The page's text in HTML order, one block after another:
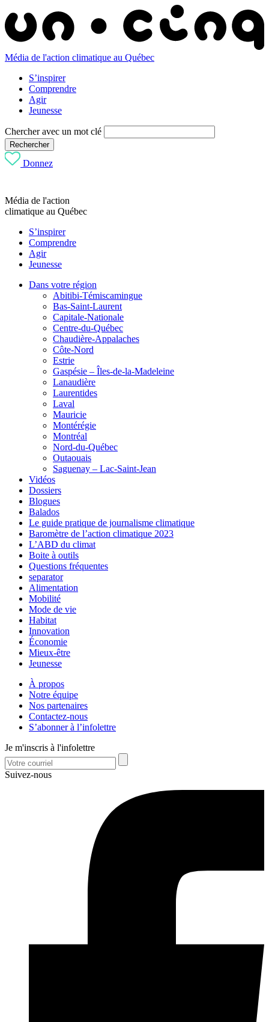
Média de l'action climatique au Québec
S’inspirer
Comprendre
Agir
Jeunesse
Chercher avec un mot clé
Rechercher
Donnez
Média de l'action
climatique au Québec
S’inspirer
Comprendre
Agir
Jeunesse
Dans votre région
Abitibi-Témiscamingue
Bas-Saint-Laurent
Capitale-Nationale
Centre-du-Québec
Chaudière-Appalaches
Côte-Nord
Estrie
Gaspésie – Îles-de-la-Madeleine
Lanaudière
Laurentides
Laval
Mauricie
Montérégie
Montréal
Nord-du-Québec
Outaouais
Saguenay – Lac-Saint-Jean
Vidéos
Dossiers
Blogues
Balados
Le guide pratique de journalisme climatique
Baromètre de l’action climatique 2023
L’ABD du climat
Boite à outils
Questions fréquentes
separator
Alimentation
Mobilité
Mode de vie
Habitat
Innovation
Économie
Mieux-être
Jeunesse
À propos
Notre équipe
Nos partenaires
Contactez-nous
S’abonner à l’infolettre
Je m'inscris à l'infolettre
Suivez-nous